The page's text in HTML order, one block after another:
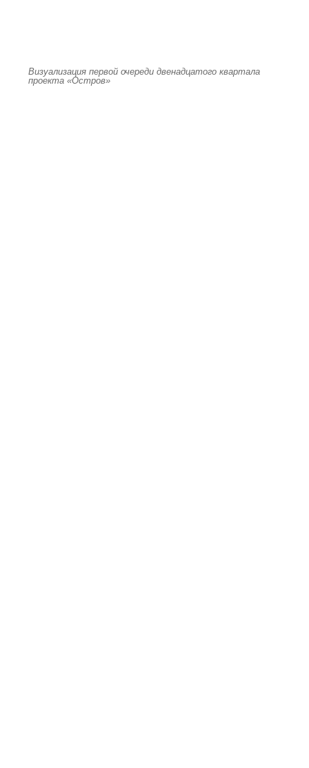
Визуализация первой очереди двенадцатого квартала
проекта «Остров»